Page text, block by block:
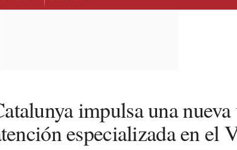
impulsa una nueva
especializada en el